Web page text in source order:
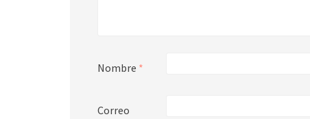
Nombre *
Correo